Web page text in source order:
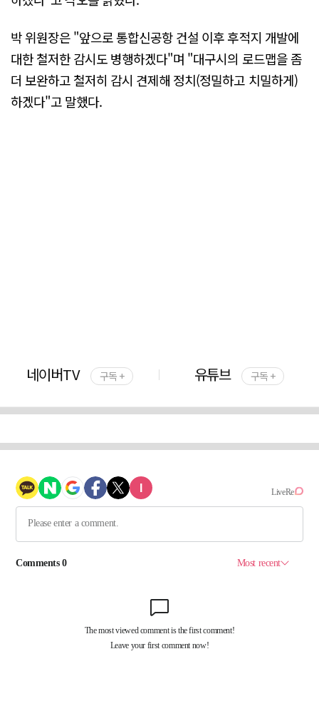
박 위원장은 "앞으로 통합신공항 건설 이후 후적지 개발에
대한 철저한 감시도 병행하겠다"며 "대구시의 로드맵을 좀
더 보완하고 철저히 감시 견제해 정치(정밀하고 치밀하게)
하겠다"고 말했다.
네이버TV 구독 + 유튜브 구독 +